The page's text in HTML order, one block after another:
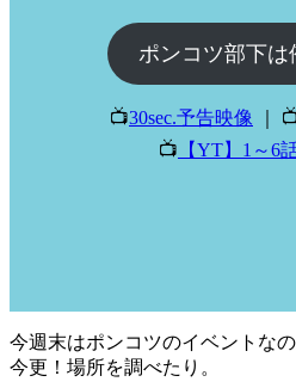
ポンコツ部下は
📺️30sec.予告映像 ｜
📺️ 【YT】1～6
今週末はポンコツのイベントな
今更！場所を調べたり。